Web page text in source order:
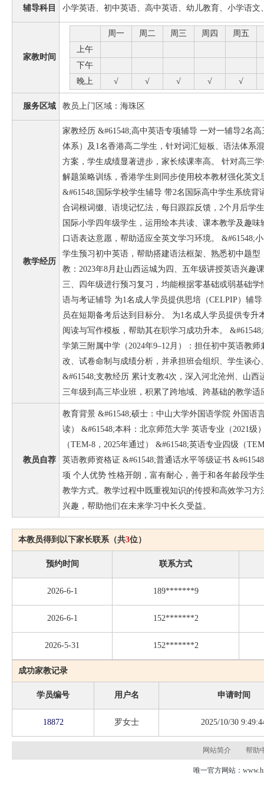
辅导科目 小学英语、初中英语、高中英语、幼儿教育、小学语文
家教时间
周一 周二 周三 周四 周五
上午
下午
晚上
√ √ √ √ √
服务区域 教员上门区域：海珠区
教学经历
家教经历 &#61548;高中英语专项辅导 一对一辅导2名
体系）及1名香港高二学生，针对词汇短板、语法体系
方案，学生成绩显著进步，家长续课率高。 针对高三
解题策略训练，香港学生则同步使用校本教材强化英
&#61548;国际学校学生辅导 带2名国际高中学生系统
合词根词缀、语境记忆法，每日跟踪反馈，2个月后学
国际小学四年级学生，运用绘本共读、课本教学及趣
口语表达意愿，帮助适应全英文学习环境。 &#61548;
学生预习初中英语，帮助搭建语法框架、熟悉初中题
教：2023年8月赴山西运城为四、五年级讲授英语兴趣
三、四年级进行预习复习，均能根据零基础或弱基础学
语与考证辅导 为1名成人学员提供思培（CELPIP）辅
员在短期备考后达到目标分。 为1名成人学员提供专升
阅读与写作模板，帮助其在职学习成功升本。
学第三附属中学（2024年9–12月）：担任初中英语教
改、试卷命制与成绩分析，并承担班会组织、学生谈
&#61548;支教经历 累计支教4次，深入河北沧州、山
三年级到高三毕业班，积累了跨地域、跨基础的教学适
教员自荐
教育背景 &#61548;硕士：中山大学外国语学院 外国语
读） &#61548;本科：北京师范大学 英语专业（2021级
（TEM-8，2025年通过） &#61548;英语专业四级（
英语教师资格证 &#61548;普通话水平等级证书
项 个人优势 性格开朗，富有耐心，善于和各年龄段学
教学方式。教学过程中既重视知识的传授和高效学习
兴趣，帮助他们在未来学习中长久受益。
本教员得到以下家长联系（共3位）
预约时间 联系方式
2026-6-1 189*******9
2026-6-1 152*******2
2026-5-31 152*******2
成功家教记录
学员编号 用户名 申请时间
18872 罗女士 2025/10/30
网站简介 帮助
唯一官方网站：